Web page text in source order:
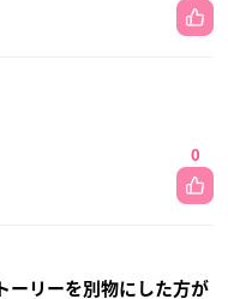
0
ーリーを別物にした方が